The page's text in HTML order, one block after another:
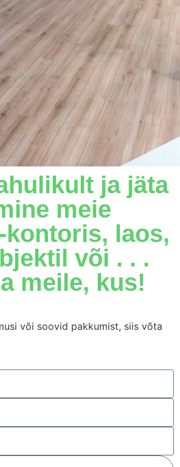
ja jäta
meie
kontoris, laos,
või . . .
meile, kus!
või soovid pakkumist, siis võta